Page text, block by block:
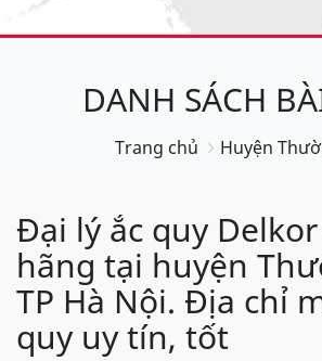
DANH SÁCH
Trang chủ Huyện
Đại lý ắc quy
hãng tại huyện
TP Hà Nội. Địa chỉ
quy uy tín, tốt